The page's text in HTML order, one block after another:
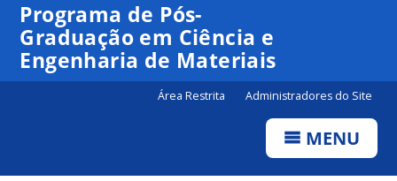
Programa de Pós-
Graduação em Ciência e
Engenharia de Materiais
Área Restrita Administradores do Site
MENU